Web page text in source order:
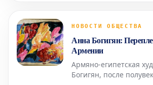
также на её взгляды на
Джулией Брайан-
интервью снова вышло
НОВОСТИ ОБЩЕСТВА
Анна Богигян:
Армении
Армяно-египетская
Богигян, после